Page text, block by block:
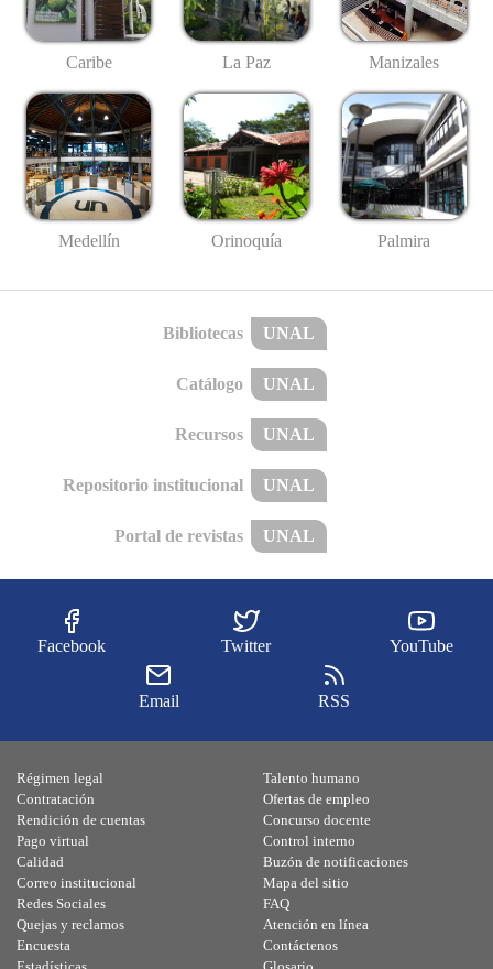
Caribe La Paz Manizales
Medellín Orinoquía Palmira
Bibliotecas UNAL
Catálogo UNAL
Recursos UNAL
Repositorio institucional UNAL
Portal de revistas UNAL
Facebook Twitter YouTube
Email RSS
Régimen legal
Contratación
Rendición de cuentas
Pago virtual
Calidad
Talento humano
Ofertas de empleo
Concurso docente
Control interno
Buzón de notificaciones
Correo institucional
Redes Sociales
Quejas y reclamos
Encuesta
Mapa del sitio
FAQ
Atención en línea
Contáctenos